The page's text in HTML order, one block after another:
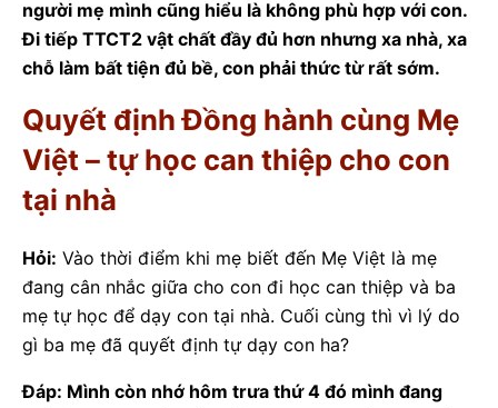
người mẹ mình cũng hiểu là không phù hợp với con.
Đi tiếp TTCT2 vật chất đầy đủ hơn nhưng xa nhà, xa
chỗ làm bất tiện đủ bề, con phải thức từ rất sớm.
Quyết định Đồng hành cùng Mẹ
Việt – tự học can thiệp cho con
tại nhà
Hỏi: Vào thời điểm khi mẹ biết đến Mẹ Việt là mẹ
đang cân nhắc giữa cho con đi học can thiệp và ba
mẹ tự học để dạy con tại nhà. Cuối cùng thì vì lý do
gì ba mẹ đã quyết định tự dạy con ha?
Đáp: Mình còn nhớ hôm trưa thứ 4 đó mình đang